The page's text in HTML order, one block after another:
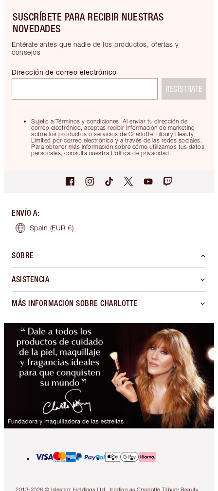
SUSCRÍBETE PARA RECIBIR NUESTRAS
NOVEDADES
Entérate antes que nadie de los productos, ofertas y
consejos
Sujeto a Términos y condiciones. Al enviar tu dirección de
correo electrónico, aceptas recibir información de marketing
sobre los productos o servicios de Charlotte Tilbury Beauty
Limited por correo electrónico y a través de las redes sociales.
Para obtener más información sobre cómo utilizamos tus datos
personales, consulta nuestra Política de privacidad.
Dirección de correo electrónico
REGÍSTRATE
ENVÍO A:
Spain (EUR €)
SOBRE
ASISTENCIA
MÁS INFORMACIÓN SOBRE CHARLOTTE
2013-2026 © Islestarr Holdings Ltd., trading as Charlotte Tilbury Beauty.